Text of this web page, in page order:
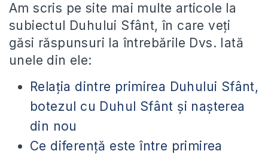
Am scris pe site mai multe articole la
subiectul Duhului Sfânt, în care veți
găsi răspunsuri la întrebările Dvs. Iată
unele din ele:
Relaţia dintre primirea Duhului Sfânt,
botezul cu Duhul Sfânt şi naşterea
din nou
Ce diferenţă este între primirea